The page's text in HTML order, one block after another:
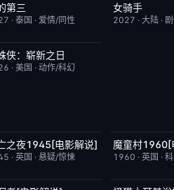
新至第02集
第三
·泰国 · 爱情/同性
7月15日更新
女骑手
2027 · 大陆·
中字
侠：崭新之日
·美国 ·动作/科幻
完结 8.7
之夜1945[电影解说]
·英国 ·悬疑/惊悚
已完结
魔童村1960[
1960 · 英国 ·